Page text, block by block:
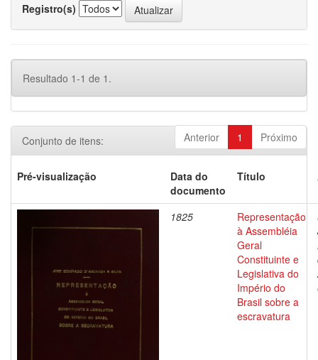
Registro(s)
Resultado 1-1 de 1.
Anterior 1 Próximo
Conjunto de itens:
Pré-visualização
Data do
documento
Título
1825
Representação
à Assembléia
Geral
Constituinte e
Legislativa do
Império do
Brasil sobre a
escravatura